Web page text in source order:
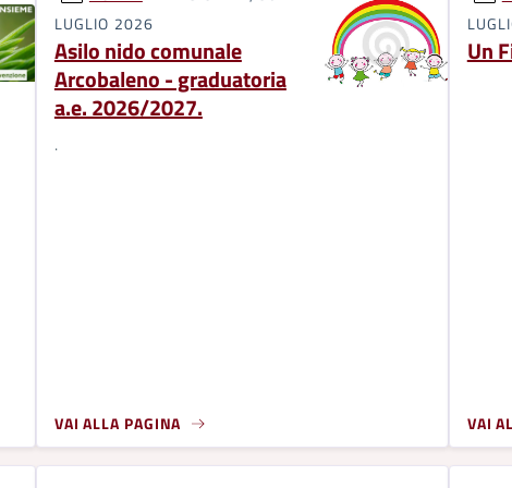
LUGLIO 2026
Asilo nido comunale
Arcobaleno - graduatoria
a.e. 2026/2027.
.
VAI ALLA PAGINA
Un
VAI